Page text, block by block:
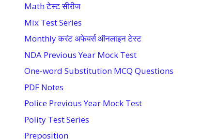
Math टेस्ट सीरीज
Mix Test Series
Monthly करंट अफेयर्स ऑनलाइन टेस्ट
NDA Previous Year Mock Test
One-word Substitution MCQ Questions
PDF Notes
Police Previous Year Mock Test
Polity Test Series
Preposition